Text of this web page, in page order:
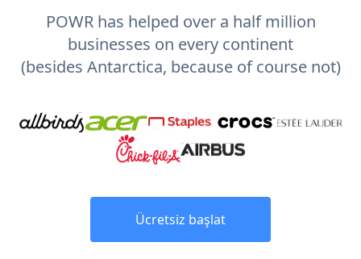
POWR has helped over a half million
businesses on every continent
(besides Antarctica, because of course not)
Ücretsiz başlat